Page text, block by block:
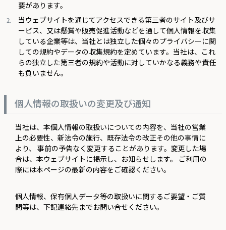
要があります。
当ウェブサイトを通じてアクセスできる第三者のサイト及びサ
ービス、又は懸賞や販売促進活動などを通して個人情報を収集
している企業等は、当社とは独立した個々のプライバシーに関
しての規約やデータの収集規約を定めています。当社は、これ
らの独立した第三者の規約や活動に対していかなる義務や責任
も負いません。
個人情報の取扱いの変更及び通知
当社は、本個人情報の取扱いについての内容を、当社の営業
上の必要性、新法令の施行、既存法令の改正その他の事情に
より、 事前の予告なく変更することがあります。変更した場
合は、本ウェブサイトに掲示し、お知らせします。 ご利用の
際には本ページの最新の内容をご確認ください。
個人情報、保有個人データ等の取扱いに関するご要望・ご質
問等は、下記連絡先までお問い合せください。